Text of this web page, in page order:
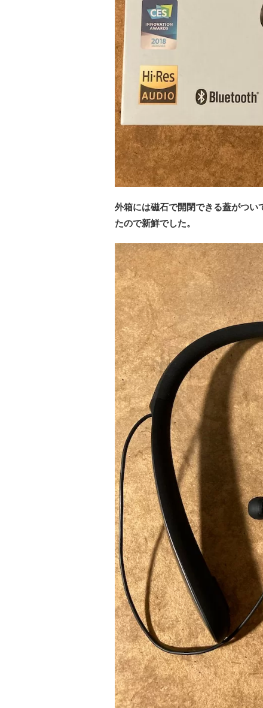
外箱には磁石で開閉できる蓋がつ
たので新鮮でした。